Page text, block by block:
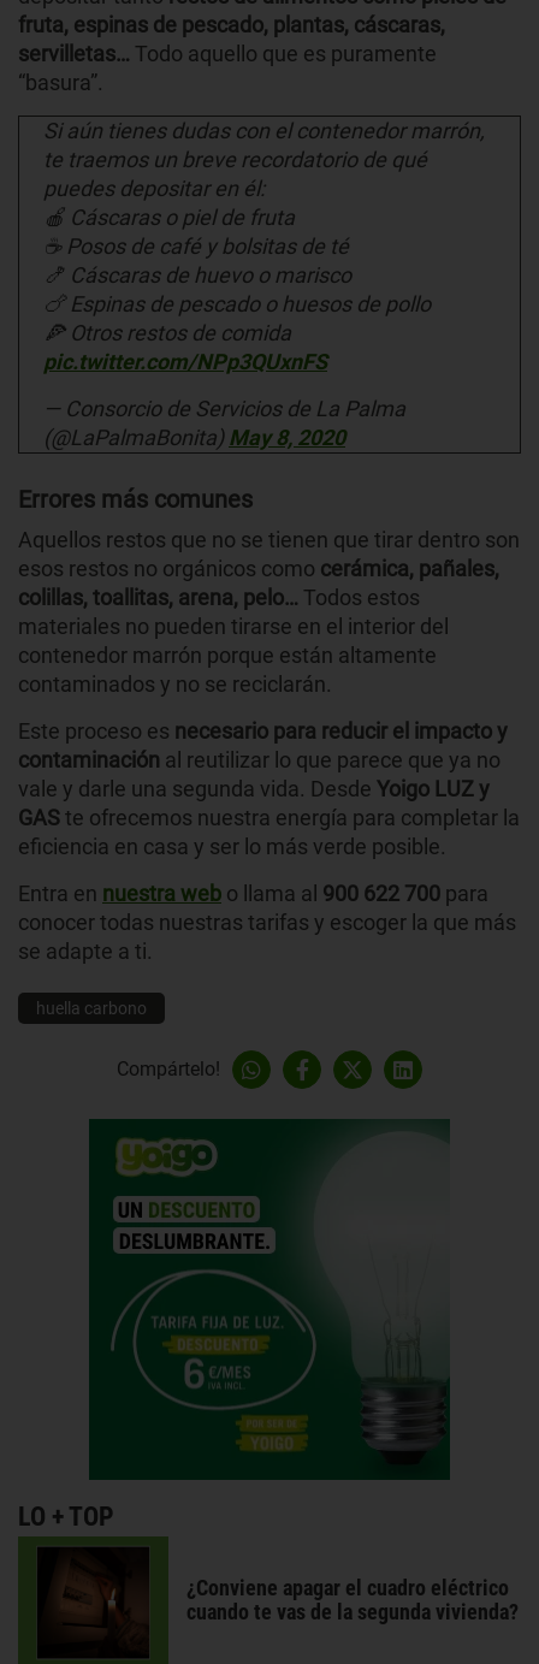
fruta, espinas de pescado, plantas, cáscaras,
servilletas… Todo aquello que es puramente
“basura”.
Si aún tienes dudas con el contenedor marrón,
te traemos un breve recordatorio de qué
puedes depositar en él:
🍎 Cáscaras o piel de fruta
☕ Posos de café y bolsitas de té
🍤 Cáscaras de huevo o marisco
🍗 Espinas de pescado o huesos de pollo
🍕 Otros restos de comida
pic.twitter.com/NPp3QUxnFS
— Consorcio de Servicios de La Palma
(@LaPalmaBonita)May 8, 2020
Errores más comunes
Aquellos restos que no se tienen que tirar dentro son
esos restos no orgánicos como cerámica, pañales,
colillas, toallitas, arena, pelo… Todos estos
materiales no pueden tirarse en el interior del
contenedor marrón porque están altamente
contaminados y no se reciclarán.
Este proceso es necesario para reducir el impacto y
contaminación al reutilizar lo que parece que ya no
vale y darle una segunda vida. Desde Yoigo LUZ y
GASte ofrecemos nuestra energía para completar la
eficiencia en casa y ser lo más verde posible.
Entra en nuestra web o llama al 900 622 700 para
conocer todas nuestras tarifas y escoger la que más
se adapte a ti.
huella carbono
Compártelo!
LO + TOP
¿Conviene apagar el cuadro eléctrico
cuando te vas de la segunda vivienda?